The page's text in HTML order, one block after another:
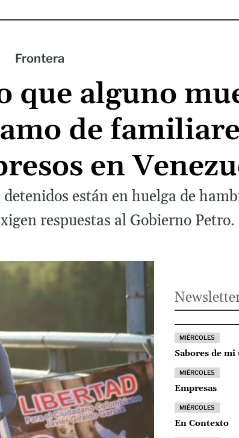
Frontera
que alguno
de
en
están en huelga de
respuestas al Gobierno Petro.
MIÉRCOLES
Sabores de
MIÉRCOLES
Empresas
MIÉRCOLES
En Contexto